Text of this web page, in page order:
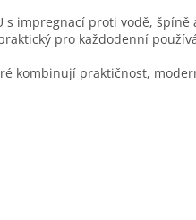
s impregnací proti vodě, špíně
pro každodenní
kombinují praktičnost,